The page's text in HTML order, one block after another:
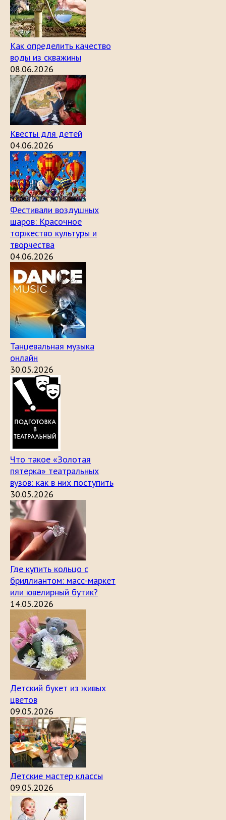
Как определить качество
воды из скважины
08.06.2026
Квесты для детей
04.06.2026
Фестивали воздушных
шаров: Красочное
торжество культуры и
творчества
04.06.2026
Танцевальная музыка
онлайн
30.05.2026
Что такое «Золотая
пятерка» театральных
вузов: как в них поступить
30.05.2026
Где купить кольцо с
бриллиантом: масс-маркет
или ювелирный бутик?
14.05.2026
Детский букет из живых
цветов
09.05.2026
Детские мастер классы
09.05.2026